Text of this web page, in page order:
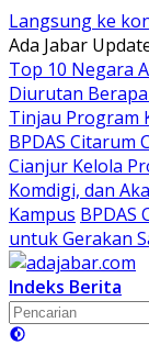
Langsung ke
Ada Jabar
Top 10 Negara
Diurutan Berapa
Tinjau Program
BPDAS Citarum
Cianjur Kelola
Komdigi, dan
Kampus BPDAS
untuk Gerakan
Indeks Berita